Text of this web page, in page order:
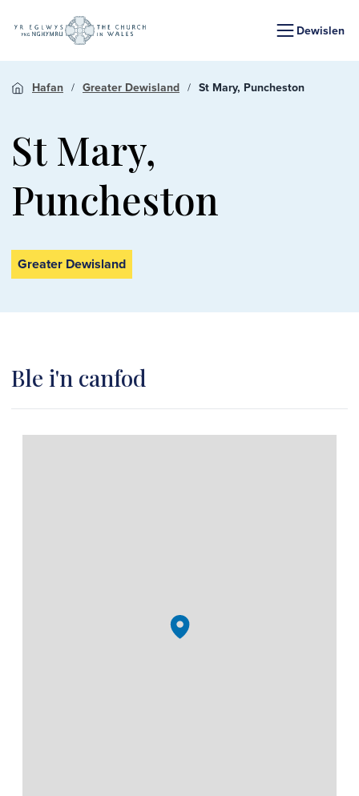
Dewislen
Hafan Greater Dewisland St Mary, Puncheston
St Mary,
Puncheston
Greater Dewisland
Ble i'n canfod